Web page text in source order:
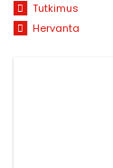
Tutkimus
Hervanta